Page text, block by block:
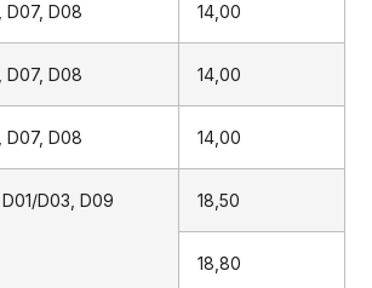
D07, D08 14,00
D07, D08 14,00
D07, D08 14,00
D03, D09 18,50
18,80